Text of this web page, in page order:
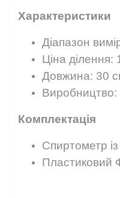
Характеристики
Діапазон
Ціна ділення:
Довжина: 30
Виробництво:
Комплектація
Спиртометр
Пластиковий